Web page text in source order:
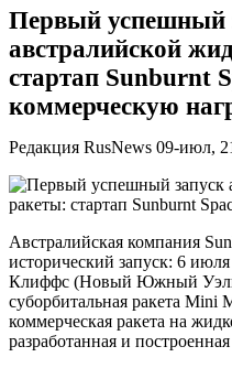
Первый успешный
австралийской
стартап Sunburnt
коммерческую
Редакция RusNews 09-июл,
Австралийская компания
исторический запуск: 6
Клиффс (Новый Южный
суборбитальная ракета Mini
коммерческая ракета на
разработанная и